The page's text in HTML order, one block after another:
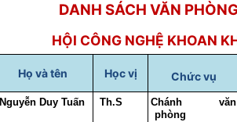
DANH SÁCH VĂN
HỘI CÔNG NGHỆ KHOAN
Họ và tên Học vị Chức vụ
Nguyễn Duy Tuấn Th.S
Chánh văn
phòng